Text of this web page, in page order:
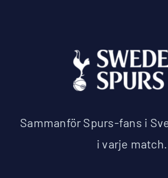
Sammanför Spurs-fans i
i varje match.